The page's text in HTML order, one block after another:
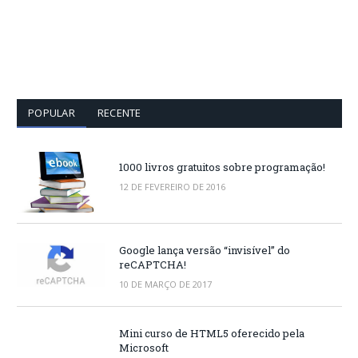
POPULAR RECENTE
1000 livros gratuitos sobre programação!
12 DE FEVEREIRO DE 2016
Google lança versão “invisível” do
reCAPTCHA!
10 DE MARÇO DE 2017
Mini curso de HTML5 oferecido pela
Microsoft